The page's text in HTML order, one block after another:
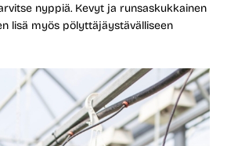
nyppiä. Kevyt ja runsaskukkainen
lisä myös pölyttäjäystävälliseen